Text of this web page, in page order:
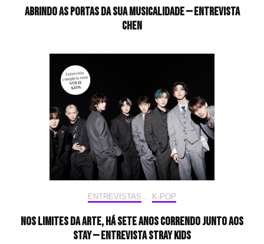
Abrindo as portas da sua musicalidade — Entrevista
CHEN
ENTREVISTAS , K-POP
Nos limites da arte, há sete anos correndo junto aos
STAY — Entrevista Stray Kids